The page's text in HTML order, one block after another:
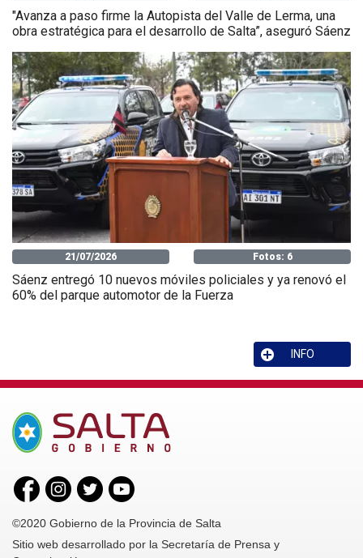
"Avanza a paso firme la Autopista del Valle de Lerma, una
obra estratégica para el desarrollo de Salta”, aseguró Sáenz
21/07/2026 Fotos: 6
Sáenz entregó 10 nuevos móviles policiales y ya renovó el
60% del parque automotor de la Fuerza
INFO
©2020 Gobierno de la Provincia de Salta
Sitio web desarrollado por la Secretaría de Prensa y